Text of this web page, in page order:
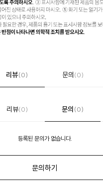
리뷰(0) 문의(0)
리뷰(0) 문의(0)
등록된 문의가 없습니다.
문의하기